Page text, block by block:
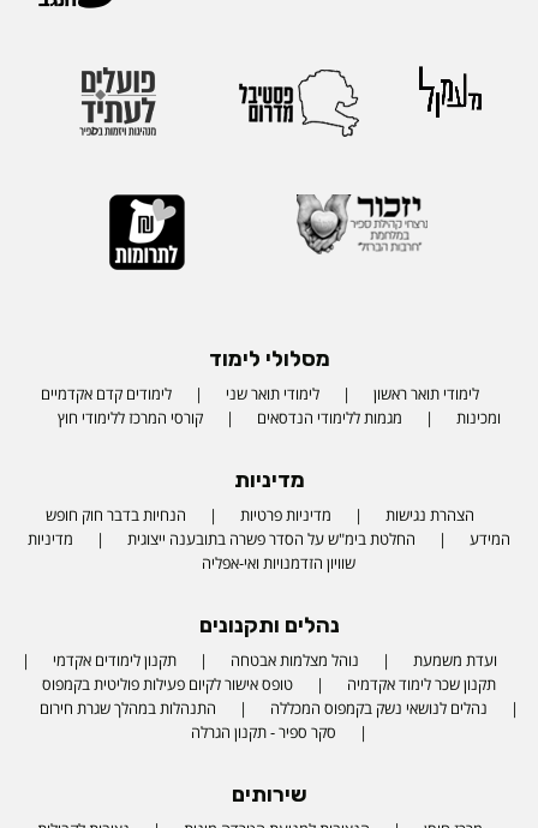
מסלולי לימוד
לימודי תואר ראשון לימודי תואר שני
לימודים קדם אקדמיים
ומכינות
מגמות ללימודי הנדסאים קורסי המרכז ללימודי חוץ
מדיניות
הצהרת נגישות מדיניות פרטיות
הנחיות בדבר חוק חופש
המידע
החלטת בימ"ש על הסדר פשרה בתובענה ייצוגית
מדיניות
שוויון הזדמנויות ואי-אפליה
נהלים ותקנונים
ועדת משמעת נוהל מצלמות אבטחה
תקנון לימודים אקדמי
תקנון שכר לימוד אקדמיה
טופס אישור לקיום פעילות פוליטית בקמפוס
נהלים לנושאי נשק בקמפוס המכללה
התנהלות במהלך שגרת חירום
סקר ספיר - תקנון הגרלה
שירותים